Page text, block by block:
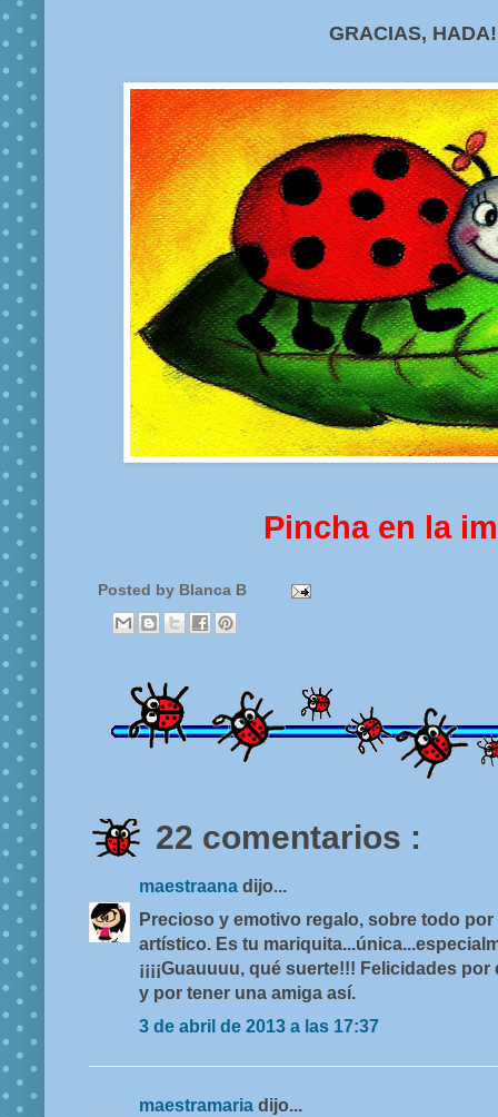
GRACIAS,
Pincha en la
Posted by Blanca B
22 comentarios :
maestraana dijo...
Precioso y emotivo regalo, sobre todo
artístico. Es tu
¡¡¡¡Guauuuu, qué suerte!!! Felicidades
y por tener una amiga así.
3 de abril de 2013 a las 17:37
maestramaria dijo...